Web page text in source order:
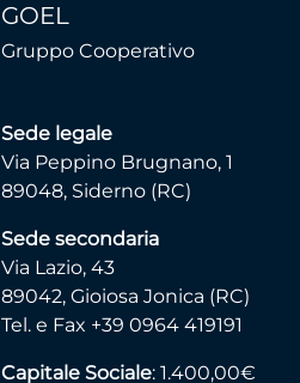
GOEL
Gruppo Cooperativo
Sede legale
Via Peppino Brugnano, 1
89048, Siderno (RC)
Sede secondaria
Via Lazio, 43
89042, Gioiosa Jonica (RC)
Tel. e Fax +39 0964 419191
Capitale Sociale: 1.400,00€